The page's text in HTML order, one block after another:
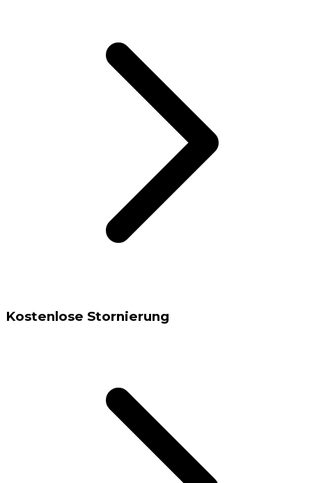
Kostenlose Stornierung